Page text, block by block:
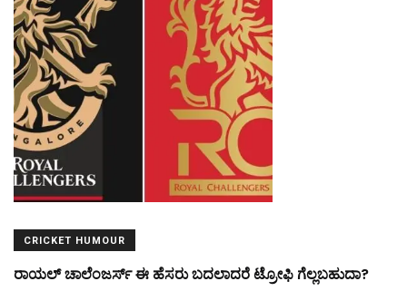
CRICKET HUMOUR
ರಾಯಲ್‌ ಚಾಲೆಂಜರ್ಸ್‌ ಈ ಹೆಸರು ಬದಲಾದರೆ ಟ್ರೋಫಿ ಗೆಲ್ಲಬಹುದಾ?